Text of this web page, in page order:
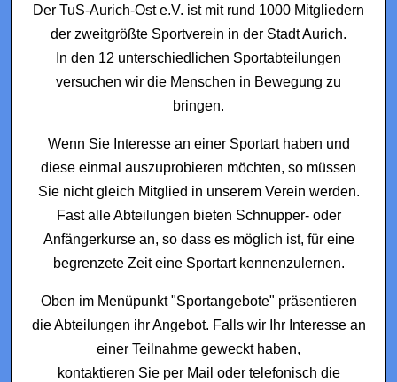
Der TuS-Aurich-Ost e.V. ist mit rund 1000 Mitgliedern
der zweitgrößte Sportverein in der Stadt Aurich.
In den 12 unterschiedlichen Sportabteilungen
versuchen wir die Menschen in Bewegung zu
bringen.
Wenn Sie Interesse an einer Sportart haben und
diese einmal auszuprobieren möchten, so müssen
Sie nicht gleich Mitglied in unserem Verein werden.
Fast alle Abteilungen bieten Schnupper- oder
Anfängerkurse an, so dass es möglich ist, für eine
begrenzete Zeit eine Sportart kennenzulernen.
Oben im Menüpunkt "Sportangebote" präsentieren
die Abteilungen ihr Angebot. Falls wir Ihr Interesse an
einer Teilnahme geweckt haben,
kontaktieren Sie per Mail oder telefonisch die